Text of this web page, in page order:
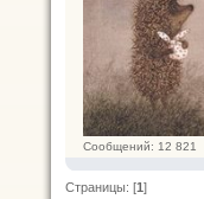
Сообщений: 12 821
Страницы: [1]